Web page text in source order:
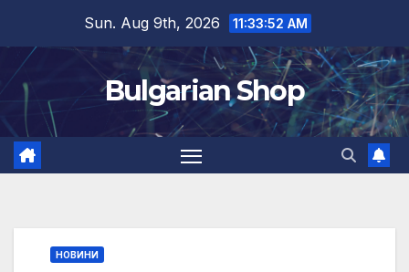
content
Sun. Aug 9th, 2026 11:33:53 AM
Bulgarian Shop
НОВИНИ